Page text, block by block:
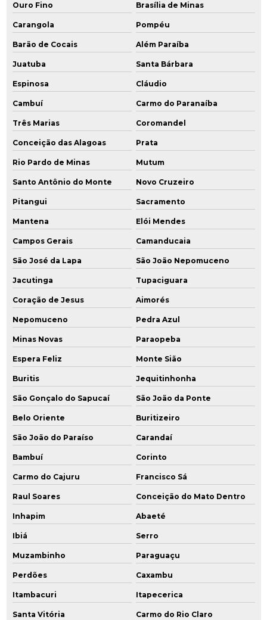
Serviços de engenharia ambiental
Serviços de licenciamento ambiental
Sistema de gerenciamento ambiental
Sistema de remediação ex situ
Sistema de remediação mpe
Sondagens ambientais
Ouro Fino Brasília de Minas
Carangola Pompéu
Barão de Cocais Além Paraíba
Juatuba Santa Bárbara
Espinosa Cláudio
Cambuí Carmo do Paranaíba
Três Marias Coromandel
Conceição das Alagoas Prata
Rio Pardo de Minas Mutum
Santo Antônio do Monte Novo Cruzeiro
Pitangui Sacramento
Mantena Elói Mendes
Campos Gerais Camanducaia
São José da Lapa São João Nepomuceno
Jacutinga Tupaciguara
Coração de Jesus Aimorés
Nepomuceno Pedra Azul
Minas Novas Paraopeba
Espera Feliz Monte Sião
Buritis Jequitinhonha
São Gonçalo do Sapucaí São João da Ponte
Belo Oriente Buritizeiro
São João do Paraíso Carandaí
Bambuí Corinto
Carmo do Cajuru Francisco Sá
Raul Soares Conceição do Mato Dentro
Inhapim Abaeté
Ibiá Serro
Muzambinho Paraguaçu
Perdões Caxambu
Itambacuri Itapecerica
Santa Vitória Carmo do Rio Claro